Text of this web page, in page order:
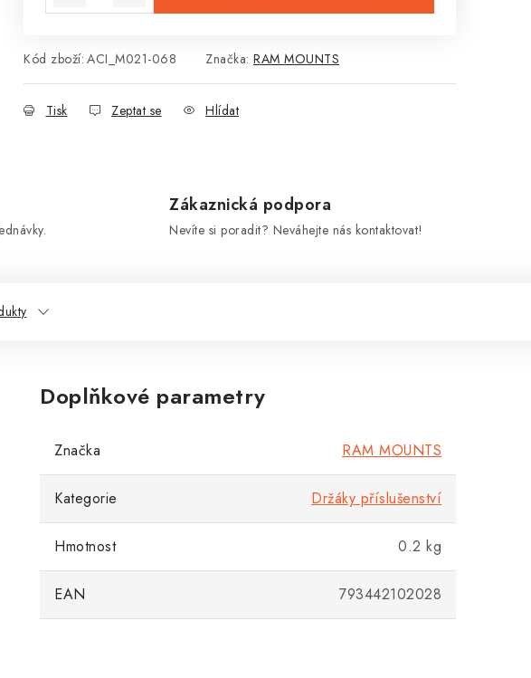
Kód zboží: ACI_M021-068 Značka: RAM MOUNTS
Tisk Zeptat se Hlídat
Zákaznická podpora
Nevíte si poradit? Neváhejte nás kontaktovat!
Doplňkové parametry
Značka RAM MOUNTS
Kategorie Držáky příslušenství
Hmotnost 0.2 kg
EAN 793442102028